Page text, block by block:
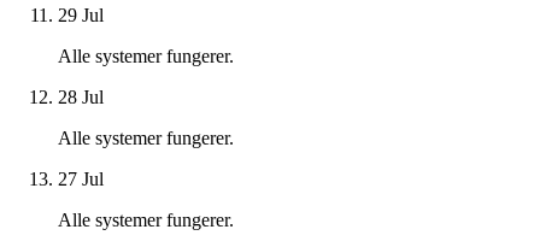
29 Jul
Alle systemer fungerer.
28 Jul
Alle systemer fungerer.
27 Jul
Alle systemer fungerer.